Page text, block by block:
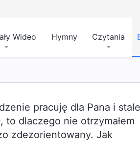
Wideo Hymny Czytania
pracuję dla Pana i stale
dlaczego nie otrzymałem
zdezorientowany. Jak